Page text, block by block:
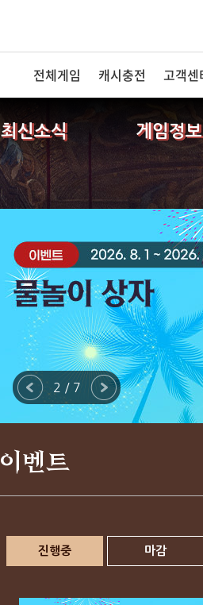
전체게임 캐시충전 고객센
최신소식 게임정보
2 / 7
이벤트
진행중 마감